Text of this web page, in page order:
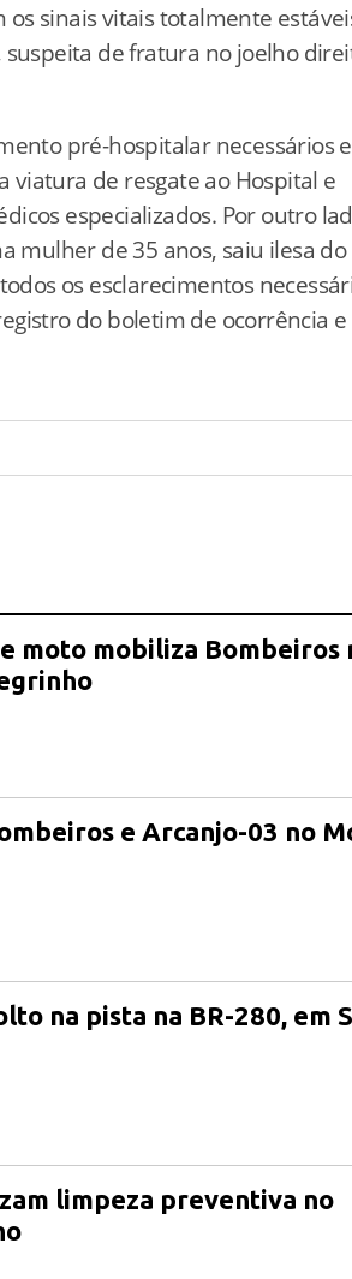
sinais vitais totalmente
de fratura no joelho
pré-hospitalar necessários
viatura de resgate ao Hospital e
especializados. Por outro
mulher de 35 anos, saiu ilesa do
os esclarecimentos
do boletim de ocorrência
moto mobiliza Bombeiros
e Arcanjo-03 no
na pista na BR-280, em
limpeza preventiva no